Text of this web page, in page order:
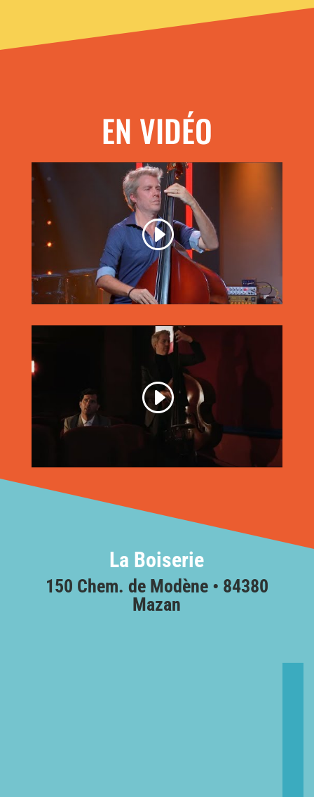
EN VIDÉO
La Boiserie
150 Chem. de Modène • 84380
Mazan